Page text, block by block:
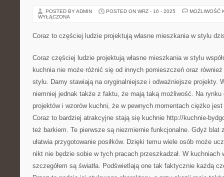
POSTED BY ADMIN POSTED ON WRZ - 16 - 2025
MOŻLIWOŚĆ
WYŁĄCZONA
Coraz to częściej ludzie projektują własne mieszkania w stylu
Coraz częściej ludzie projektują własne mieszkania w stylu
kuchnia nie może różnić się od innych pomieszczeń oraz
stylu. Damy stawiają na oryginalniejsze i odważniejsze projekty.
niemniej jednak także z faktu, że mają taką możliwość. Na
projektów i wzorów kuchni, że w pewnych momentach ciężko
Coraz to bardziej atrakcyjne stają się kuchnie http://kuchnie-
też barkiem. Te pierwsze są niezmiernie funkcjonalne. Gdyż blat
ułatwia przygotowanie posiłków. Dzięki temu wiele osób może
nikt nie będzie sobie w tych pracach przeszkadzał. W kuchniach
szczegółem są światła. Podświetlają one tak faktycznie każdą